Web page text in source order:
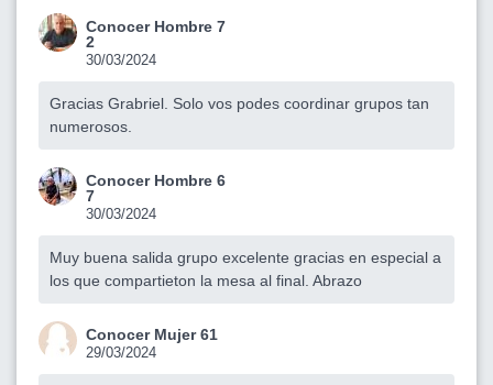
Conocer Hombre 7
2
30/03/2024
Gracias Grabriel. Solo vos podes coordinar grupos tan
numerosos.
Conocer Hombre 6
7
30/03/2024
Muy buena salida grupo excelente gracias en especial a
los que compartieton la mesa al final. Abrazo
Conocer Mujer 61
29/03/2024